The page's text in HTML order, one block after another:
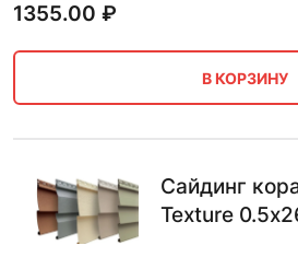
1355.00 ₽
В КОРЗИНУ
Сайдинг
Texture